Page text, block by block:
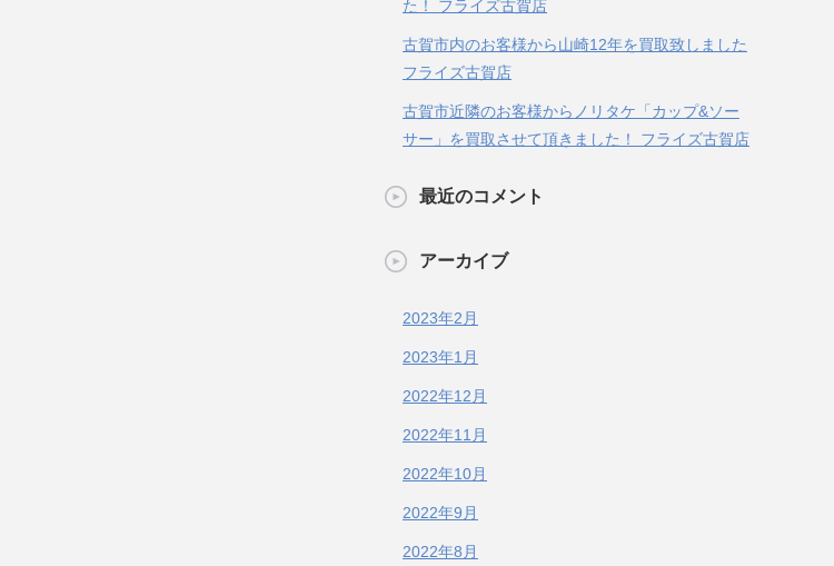
た！ フライズ古賀店
古賀市内のお客様から山崎12年を買取致しました
フライズ古賀店
古賀市近隣のお客様からノリタケ「カップ&ソー
サー」を買取させて頂きました！ フライズ古賀店
最近のコメント
アーカイブ
2023年2月
2023年1月
2022年12月
2022年11月
2022年10月
2022年9月
2022年8月